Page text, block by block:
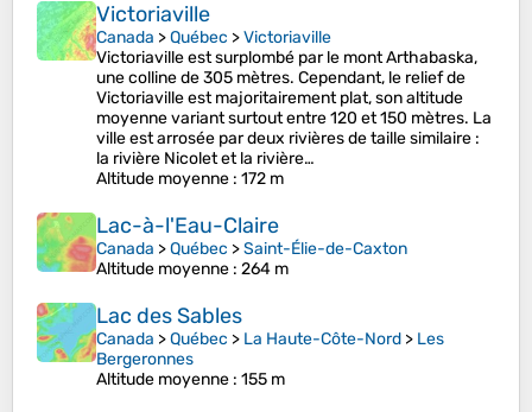
Victoriaville
Canada >Québec >Victoriaville
Victoriaville est surplombé par le mont Arthabaska,
une colline de 305 mètres. Cependant, le relief de
Victoriaville est majoritairement plat, son altitude
moyenne variant surtout entre 120 et 150 mètres. La
ville est arrosée par deux rivières de taille similaire :
la rivière Nicolet et la rivière…
Altitude moyenne : 172 m
Lac-à-l'Eau-Claire
Canada >Québec >Saint-Élie-de-Caxton
Altitude moyenne : 264 m
Lac des Sables
Canada >Québec > La Haute-Côte-Nord > Les
Bergeronnes
Altitude moyenne : 155 m